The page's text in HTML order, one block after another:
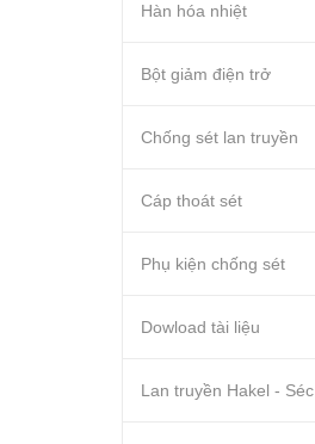
Hàn hóa nhiệt
Bột giảm điện trở
Chống sét lan truyền
Cáp thoát sét
Phụ kiện chống sét
Dowload tài liệu
Lan truyền Hakel - Séc